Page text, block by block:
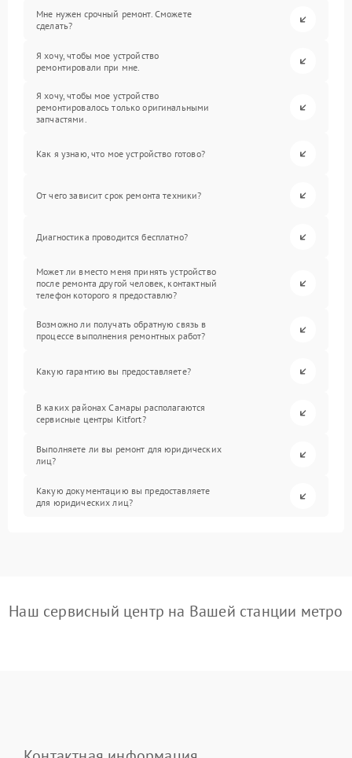
Мне нужен срочный ремонт. Сможете
сделать?
Я хочу, чтобы мое устройство
ремонтировали при мне.
Я хочу, чтобы мое устройство
ремонтировалось только оригинальными
запчастями.
Как я узнаю, что мое устройство готово?
От чего зависит срок ремонта техники?
Диагностика проводится бесплатно?
Может ли вместо меня принять устройство
после ремонта другой человек, контактный
телефон которого я предоставлю?
Возможно ли получать обратную связь в
процессе выполнения ремонтных работ?
Какую гарантию вы предоставляете?
В каких районах Самары располагаются
сервисные центры Kitfort?
Выполняете ли вы ремонт для юридических
лиц?
Какую документацию вы предоставляете
для юридических лиц?
Наш сервисный центр на Вашей станции метро